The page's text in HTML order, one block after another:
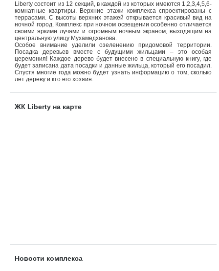
Liberty состоит из 12 секций, в каждой из которых имеются 1,2,3,4,5,6-
комнатные квартиры. Верхние этажи комплекса спроектированы с
террасами. С высоты верхних этажей открывается красивый вид на
ночной город. Комплекс при ночном освещении особенно отличается
своими яркими лучами и огромным ночным экраном, выходящим на
центральную улицу Мухамедханова.
Особое внимание уделили озеленению придомовой территории.
Посадка деревьев вместе с будущими жильцами – это особая
церемония! Каждое дерево будет внесено в специальную книгу, где
будет записана дата посадки и данные жильца, который его посадил.
Спустя многие года можно будет узнать информацию о том, сколько
лет дереву и кто его хозяин.
ЖК Liberty на карте
Новости комплекса